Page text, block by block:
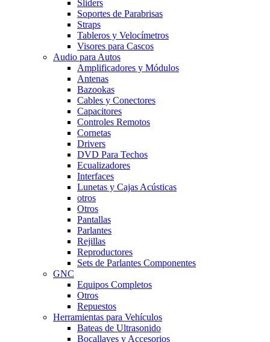
Sliders
Soportes de Parabrisas
Straps
Tableros y Velocímetros
Visores para Cascos
Audio para Autos
Amplificadores y Módulos
Antenas
Bazookas
Cables y Conectores
Capacitores
Controles Remotos
Cornetas
Drivers
DVD Para Techos
Ecualizadores
Interfaces
Lunetas y Cajas Acústicas
otros
Otros
Pantallas
Parlantes
Rejillas
Reproductores
Sets de Parlantes Componentes
GNC
Equipos Completos
Otros
Repuestos
Herramientas para Vehículos
Bateas de Ultrasonido
Bocallaves y Accesorios